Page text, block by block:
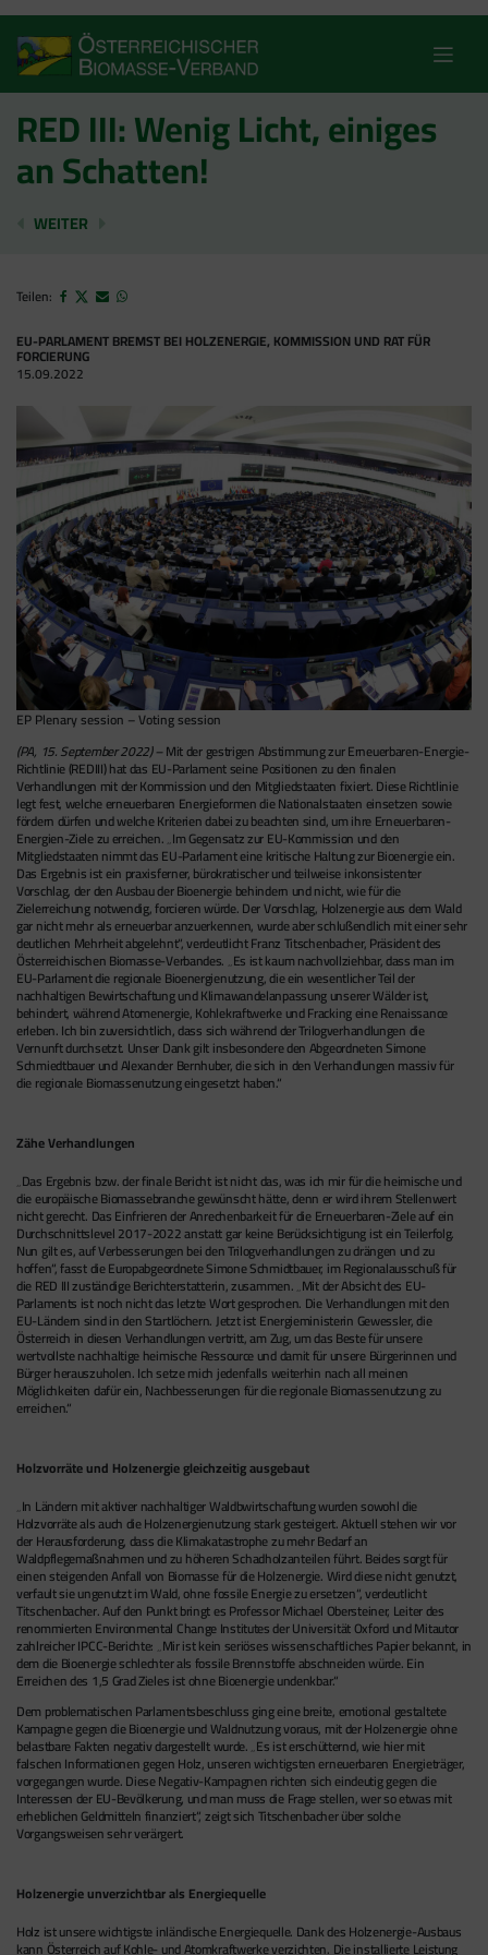
content
RED III: Wenig Licht, einiges
an Schatten!
EU-KOMPROMISS: ENERGIEHOLZAUSBAU MUSS ALS
WEITER
Teilen:
EU-PARLAMENT BREMST BEI HOLZENERGIE, KOMMISSION UND RAT FÜR
FORCIERUNG
15.09.2022
EP Plenary session – Voting session
(PA, 15. September 2022) –Mit der gestrigen Abstimmung zur Erneuerbaren-Energie-
Richtlinie (REDIII) hat das EU-Parlament seine Positionen zu den finalen
Verhandlungen mit der Kommission und den Mitgliedstaaten fixiert. Diese Richtlinie
legt fest, welche erneuerbaren Energieformen die Nationalstaaten einsetzen sowie
fördern dürfen und welche Kriterien dabei zu beachten sind, um ihre Erneuerbaren-
Energien-Ziele zu erreichen. „Im Gegensatz zur EU-Kommission und den
Mitgliedstaaten nimmt das EU-Parlament eine kritische Haltung zur Bioenergie ein.
Das Ergebnis ist ein praxisferner, bürokratischer und teilweise inkonsistenter
Vorschlag, der den Ausbau der Bioenergie behindern und nicht, wie für die
Zielerreichung notwendig, forcieren würde. Der Vorschlag, Holzenergie aus dem Wald
gar nicht mehr als erneuerbar anzuerkennen, wurde aber schlußendlich mit einer sehr
deutlichen Mehrheit abgelehnt“, verdeutlicht Franz Titschenbacher, Präsident des
Österreichischen Biomasse-Verbandes. „Es ist kaum nachvollziehbar, dass man im
EU-Parlament die regionale Bioenergienutzung, die ein wesentlicher Teil der
nachhaltigen Bewirtschaftung und Klimawandelanpassung unserer Wälder ist,
behindert, während Atomenergie, Kohlekraftwerke und Fracking eine Renaissance
erleben. Ich bin zuversichtlich, dass sich während der Trilogverhandlungen die
Vernunft durchsetzt. Unser Dank gilt insbesondere den Abgeordneten Simone
Schmiedtbauer und Alexander Bernhuber, die sich in den Verhandlungen massiv für
die regionale Biomassenutzung eingesetzt haben.“
Zähe Verhandlungen
„Das Ergebnis bzw. der finale Bericht ist nicht das, was ich mir für die heimische und
die europäische Biomassebranche gewünscht hätte, denn er wird ihrem Stellenwert
nicht gerecht. Das Einfrieren der Anrechenbarkeit für die Erneuerbaren-Ziele auf ein
Durchschnittslevel 2017-2022 anstatt gar keine Berücksichtigung ist ein Teilerfolg.
Nun gilt es, auf Verbesserungen bei den Trilogverhandlungen zu drängen und zu
hoffen“, fasst die Europabgeordnete Simone Schmidtbauer, im Regionalausschuß für
die RED III zuständige Berichterstatterin, zusammen. „Mit der Absicht des EU-
Parlaments ist noch nicht das letzte Wort gesprochen. Die Verhandlungen mit den
EU-Ländern sind in den Startlöchern. Jetzt ist Energieministerin Gewessler, die
Österreich in diesen Verhandlungen vertritt, am Zug, um das Beste für unsere
wertvollste nachhaltige heimische Ressource und damit für unsere Bürgerinnen und
Bürger herauszuholen. Ich setze mich jedenfalls weiterhin nach all meinen
Möglichkeiten dafür ein, Nachbesserungen für die regionale Biomassenutzung zu
erreichen.“
Holzvorräte und Holzenergie gleichzeitig ausgebaut
„In Ländern mit aktiver nachhaltiger Waldbwirtschaftung wurden sowohl die
Holzvorräte als auch die Holzenergienutzung stark gesteigert. Aktuell stehen wir vor
der Herausforderung, dass die Klimakatastrophe zu mehr Bedarf an
Waldpflegemaßnahmen und zu höheren Schadholzanteilen führt. Beides sorgt für
einen steigenden Anfall von Biomasse für die Holzenergie. Wird diese nicht genutzt,
verfault sie ungenutzt im Wald, ohne fossile Energie zu ersetzen“, verdeutlicht
Titschenbacher. Auf den Punkt bringt es Professor Michael Obersteiner, Leiter des
renommierten Environmental Change Institutes der Universität Oxford und Mitautor
zahlreicher IPCC-Berichte: „Mir ist kein seriöses wissenschaftliches Papier bekannt, in
dem die Bioenergie schlechter als fossile Brennstoffe abschneiden würde. Ein
Erreichen des 1,5 Grad Zieles ist ohne Bioenergie undenkbar.“
Dem problematischen Parlamentsbeschluss ging eine breite, emotional gestaltete
Kampagne gegen die Bioenergie und Waldnutzung voraus, mit der Holzenergie ohne
belastbare Fakten negativ dargestellt wurde. „Es ist erschütternd, wie hier mit
falschen Informationen gegen Holz, unseren wichtigsten erneuerbaren Energieträger,
vorgegangen wurde. Diese Negativ-Kampagnen richten sich eindeutig gegen die
Interessen der EU-Bevölkerung, und man muss die Frage stellen, wer so etwas mit
erheblichen Geldmitteln finanziert“, zeigt sich Titschenbacher über solche
Vorgangsweisen sehr verärgert.
Holzenergie unverzichtbar als Energiequelle
Holz ist unsere wichtigste inländische Energiequelle. Dank des Holzenergie-Ausbaus
kann Österreich auf Kohle- und Atomkraftwerke verzichten. Die installierte Leistung